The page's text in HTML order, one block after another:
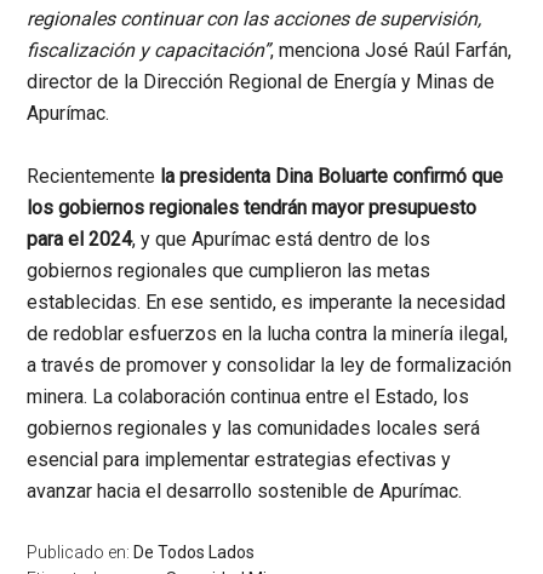
regionales continuar con las acciones de supervisión,
fiscalización y capacitación”, menciona José Raúl Farfán,
director de la Dirección Regional de Energía y Minas de
Apurímac.
Recientemente la presidenta Dina Boluarte confirmó que
los gobiernos regionales tendrán mayor presupuesto
para el 2024, y que Apurímac está dentro de los
gobiernos regionales que cumplieron las metas
establecidas. En ese sentido, es imperante la necesidad
de redoblar esfuerzos en la lucha contra la minería ilegal,
a través de promover y consolidar la ley de formalización
minera. La colaboración continua entre el Estado, los
gobiernos regionales y las comunidades locales será
esencial para implementar estrategias efectivas y
avanzar hacia el desarrollo sostenible de Apurímac.
Publicado en: De Todos Lados